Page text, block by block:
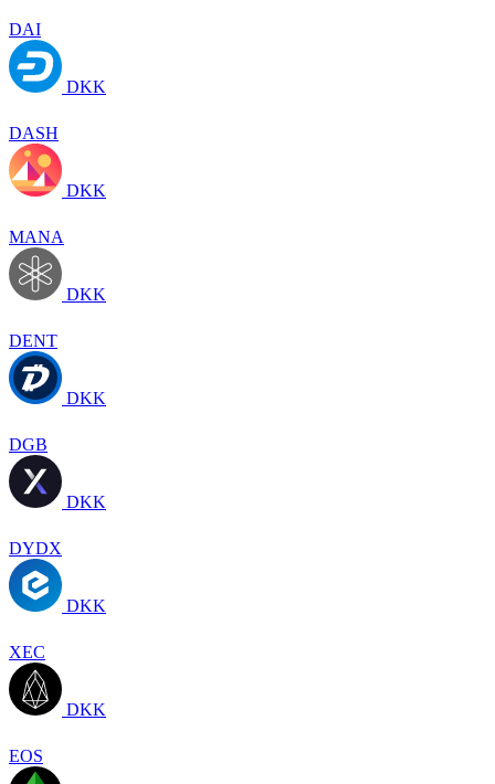
DAI
DKK
DASH
DKK
MANA
DKK
DENT
DKK
DGB
DKK
DYDX
DKK
XEC
DKK
EOS